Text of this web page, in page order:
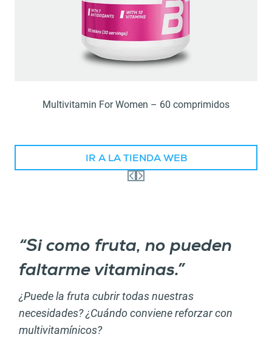
Multivitamin For Women – 60 comprimidos
IR A LA TIENDA WEB
“Si como fruta, no pueden
faltarme vitaminas.”
¿Puede la fruta cubrir todas nuestras
necesidades? ¿Cuándo conviene reforzar con
multivitamínicos?